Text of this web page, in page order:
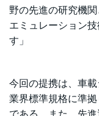
野の先進の研究機
エミュレーション
す」
今回の提携は、車載
業界標準規格に準
である。また、先